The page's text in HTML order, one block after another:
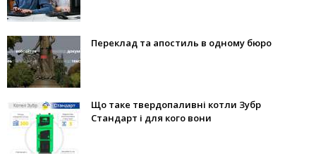
Переклад та апостиль в одному бюро
Що таке твердопаливні котли Зубр
Стандарт і для кого вони